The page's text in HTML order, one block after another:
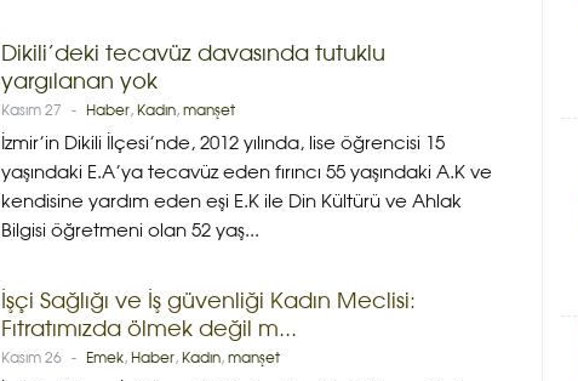
Dikili’deki tecavüz davasında tutuklu
yargılanan yok
Kasım 27 - Haber, Kadın, manşet
İzmir’in Dikili İlçesi’nde, 2012 yılında, lise öğrencisi 15
yaşındaki E.A’ya tecavüz eden fırıncı 55 yaşındaki A.K ve
kendisine yardım eden eşi E.K ile Din Kültürü ve Ahlak
Bilgisi öğretmeni olan 52 yaş...
İşçi Sağlığı ve İş güvenliği Kadın Meclisi:
Fıtratımızda ölmek değil m...
Kasım 26 - Emek, Haber, Kadın, manşet